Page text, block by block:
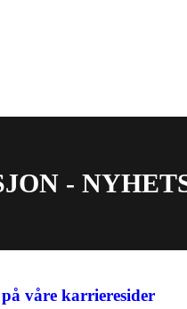
-
våre karrieresider